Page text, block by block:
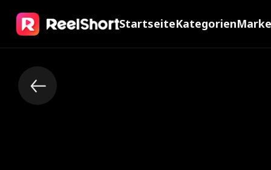
StartseiteKategorienMarke